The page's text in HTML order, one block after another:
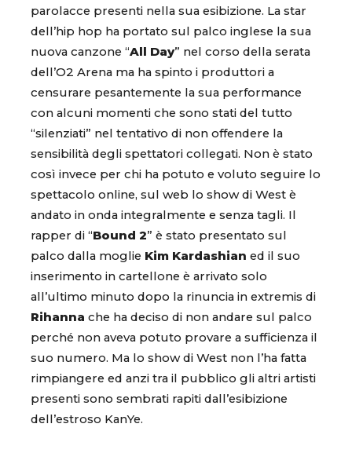
parolacce presenti nella sua esibizione. La star
dell’hip hop ha portato sul palco inglese la sua
nuova canzone “All Day” nel corso della serata
dell’O2 Arena ma ha spinto i produttori a
censurare pesantemente la sua performance
con alcuni momenti che sono stati del tutto
“silenziati” nel tentativo di non offendere la
sensibilità degli spettatori collegati. Non è stato
così invece per chi ha potuto e voluto seguire lo
spettacolo online, sul web lo show di West è
andato in onda integralmente e senza tagli. Il
rapper di “Bound 2” è stato presentato sul
palco dalla moglie Kim Kardashian ed il suo
inserimento in cartellone è arrivato solo
all’ultimo minuto dopo la rinuncia in extremis di
Rihanna che ha deciso di non andare sul palco
perché non aveva potuto provare a sufficienza il
suo numero. Ma lo show di West non l’ha fatta
rimpiangere ed anzi tra il pubblico gli altri artisti
presenti sono sembrati rapiti dall’esibizione
dell’estroso KanYe.